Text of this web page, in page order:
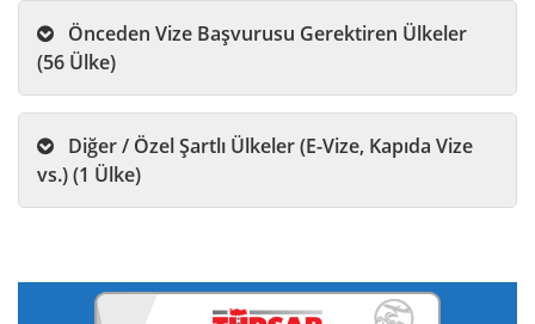
(56 Ülke)
vs.) (1 Ülke)